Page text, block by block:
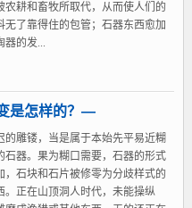
农耕和畜牧所取代，从而使人们的
无了靠得住的包管；石器东西愈加
器的发...
是怎样的？—
的雕镂，当是属于本始先平易近糊
石器。果为糊口需要，石器的形式
，石块和石片被修零为分歧样式的
。正在山顶洞人时代，未能操纵